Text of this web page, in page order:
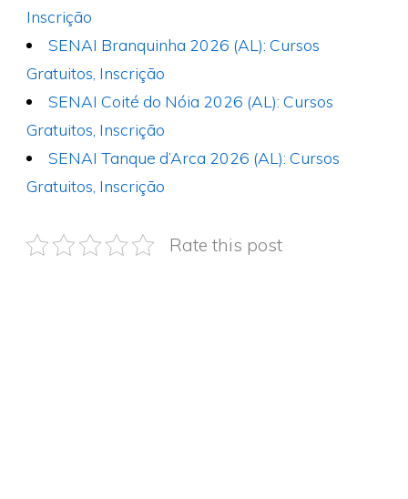
Inscrição
SENAI Branquinha 2026 (AL): Cursos
Gratuitos, Inscrição
SENAI Coité do Nóia 2026 (AL): Cursos
Gratuitos, Inscrição
SENAI Tanque d’Arca 2026 (AL): Cursos
Gratuitos, Inscrição
Rate this post